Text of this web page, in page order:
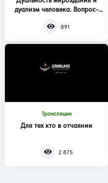
дуализм человека. Вопрос-
891
Трансляции
Для тех кто в отчаянии
2 875